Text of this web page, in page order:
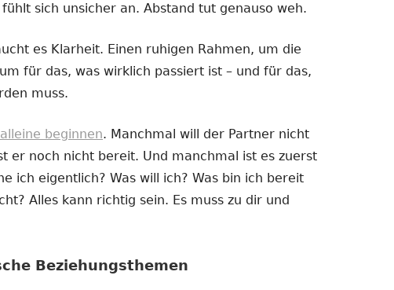
sich unsicher an. Abstand tut genauso weh.
es Klarheit. Einen ruhigen Rahmen, um die
für das, was wirklich passiert ist – und für das,
muss.
beginnen. Manchmal will der Partner nicht
er noch nicht bereit. Und manchmal ist es zuerst
ich eigentlich? Was will ich? Was bin ich bereit
Alles kann richtig sein. Es muss zu dir und
Beziehungsthemen